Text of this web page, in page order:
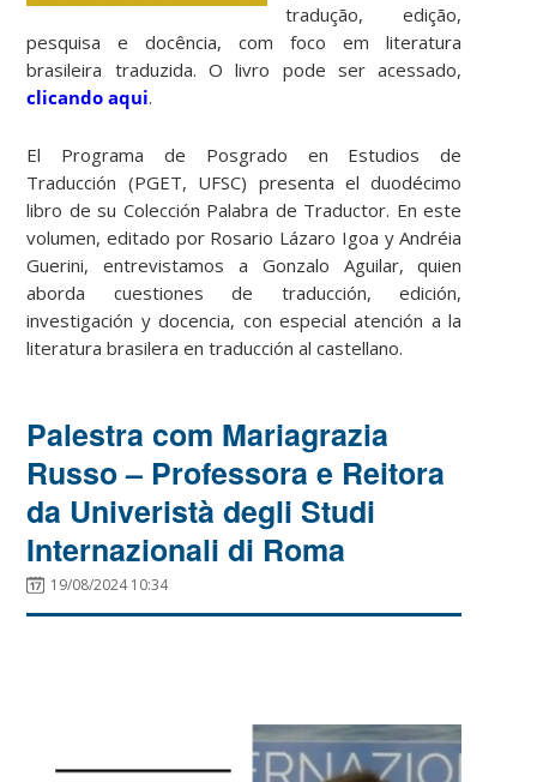
tradução, edição,
pesquisa e docência, com foco em literatura
brasileira traduzida. O livro pode ser acessado,
clicando aqui.
El Programa de Posgrado en Estudios de
Traducción (PGET, UFSC) presenta el duodécimo
libro de su Colección Palabra de Traductor. En este
volumen, editado por Rosario Lázaro Igoa y Andréia
Guerini, entrevistamos a Gonzalo Aguilar, quien
aborda cuestiones de traducción, edición,
investigación y docencia, con especial atención a la
literatura brasilera en traducción al castellano.
Palestra com Mariagrazia
Russo – Professora e Reitora
da Univeristà degli Studi
Internazionali di Roma
19/08/2024 10:34